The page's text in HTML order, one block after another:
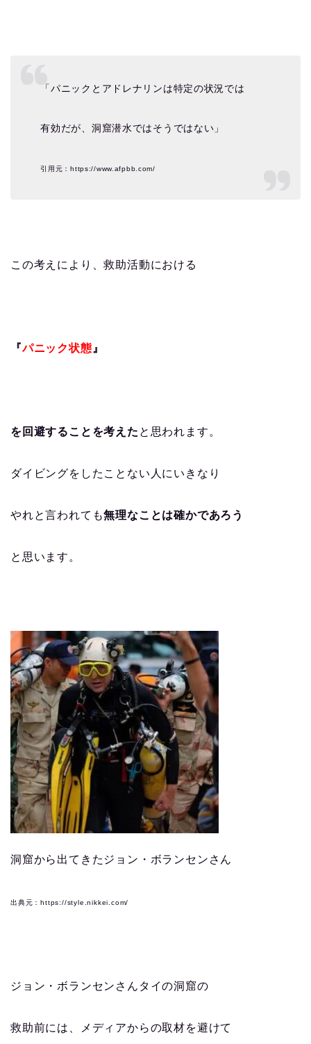
「パニックとアドレナリンは特定の状況では
有効だが、洞窟潜水ではそうではない」
引用元：https://www.afpbb.com/
この考えにより、救助活動における
『パニック状態 』
を回避することを考えた と思われます。
ダイビングをしたことない人にいきなり
やれと言われても無理なことは確かであろう
と思います。
洞窟から出てきたジョン・ボランセンさん
出典元：https://style.nikkei.com/
ジョン・ボランセンさんタイの洞窟の
救助前には、メディアからの取材を避けて